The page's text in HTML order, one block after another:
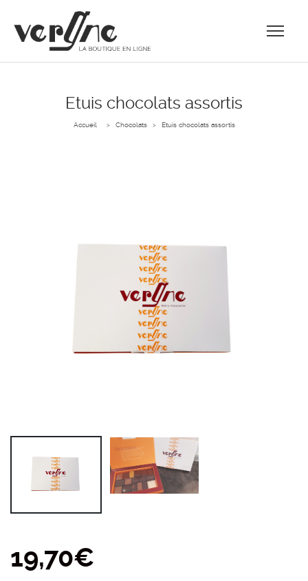
Etuis chocolats assortis
Accueil > Chocolats > Etuis chocolats assortis
19,70€